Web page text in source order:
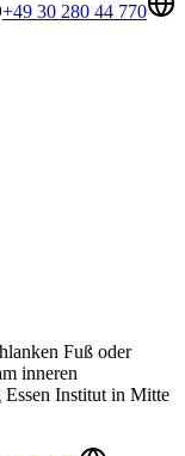
+49 30 280 44 770
Fuß oder
inneren
Essen Institut in Mitte